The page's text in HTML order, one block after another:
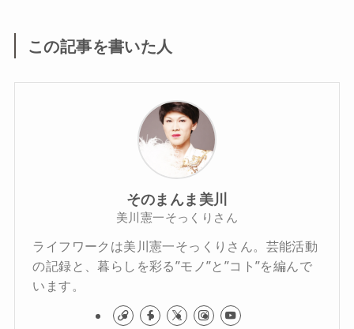
この記事を書いた人
そのまんま美川
美川憲一そっくりさん
ライフワークは美川憲一そっくりさん。芸能活動
の記録と、暮らしを彩る”モノ”と”コト”を編んで
います。